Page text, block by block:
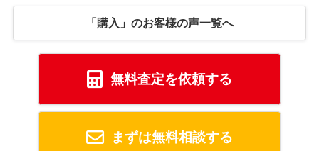
「購入」のお客様の声一覧へ
無料査定を依頼する
まずは無料相談する